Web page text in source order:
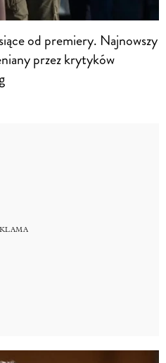
od premiery. Najnowszy
przez krytyków